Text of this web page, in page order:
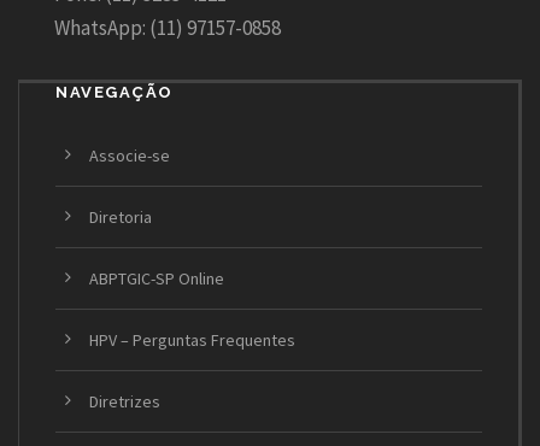
WhatsApp: (11) 97157-0858
NAVEGAÇÃO
Associe-se
Diretoria
ABPTGIC-SP Online
HPV – Perguntas Frequentes
Diretrizes